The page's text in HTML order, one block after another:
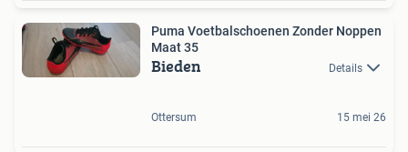
Puma Voetbalschoenen Zonder Noppen
Maat 35
Bieden Details
Ottersum 15 mei 26